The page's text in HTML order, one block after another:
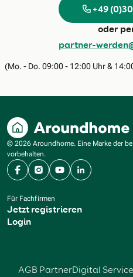
+49
oder
partner-
(Mo. - Do. 09:00 - 12:00 Uhr &
© 2026 Aroundhome. Eine Marke der
vorbehalten.
FacebookInstagram
YouTubeLinkedIn
Für Fachfirmen
Jetzt registrieren
Login
AGB PartnerDigital